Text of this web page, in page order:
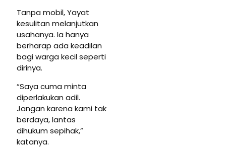
Tanpa mobil, Yayat
kesulitan melanjutkan
usahanya. Ia hanya
berharap ada keadilan
bagi warga kecil seperti
dirinya.
“Saya cuma minta
diperlakukan adil.
Jangan karena kami tak
berdaya, lantas
dihukum sepihak,”
katanya.